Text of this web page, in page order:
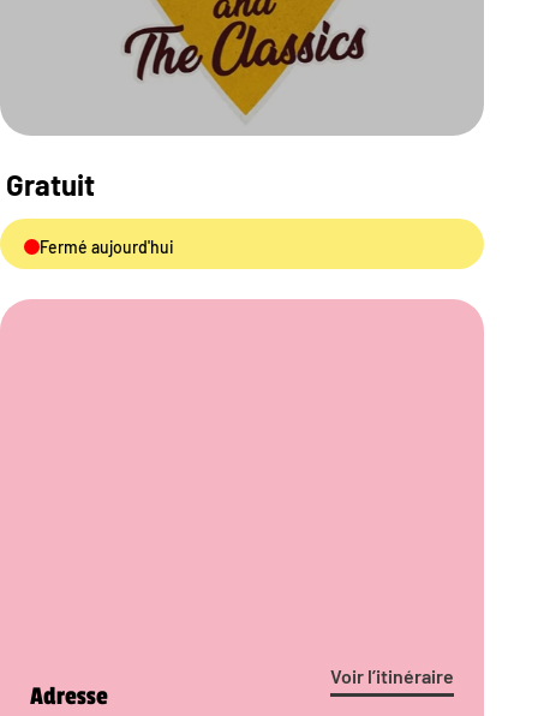
Gratuit
Fermé aujourd'hui
Voir l’itinéraire
Adresse